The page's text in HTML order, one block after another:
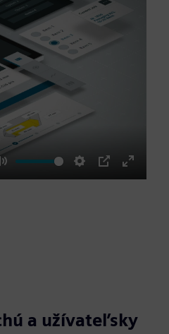
Mute Settings
PIP
Enter
a užívateľsky